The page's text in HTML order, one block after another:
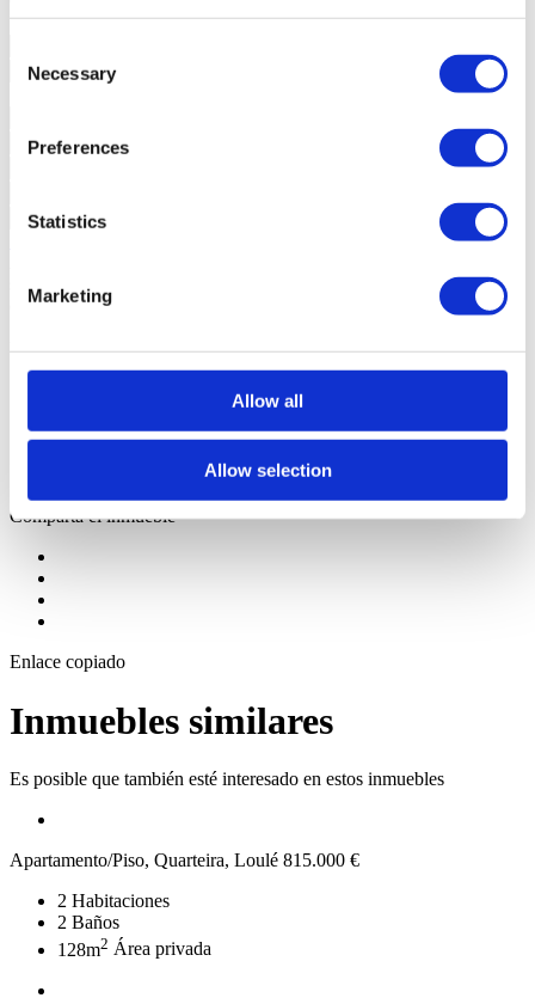
Selection
Necessary
Preferences
Statistics
Marketing
Allow all
Allow selection
¿Interesado?Concierte una visita o solicite más información.
sus datos para informarle sobre inmuebles de acuerdo con su política
de privacidad.
Ubicación y accesibilidad
Comercios
Comparta el inmueble
Enlace copiado
Inmuebles similares
Es posible que también esté interesado en estos inmuebles
Apartamento/Piso, Quarteira, Loulé 815.000 €
2 Habitaciones
2 Baños
128m2 Área privada